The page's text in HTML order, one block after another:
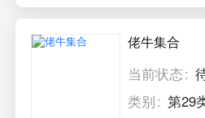
佬牛集合
当前状态
类别
第29